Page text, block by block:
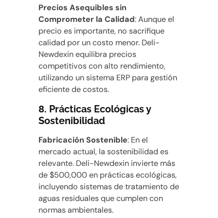
Precios Asequibles sin
Comprometer la Calidad: Aunque el
precio es importante, no sacrifique
calidad por un costo menor. Deli-
Newdexin equilibra precios
competitivos con alto rendimiento,
utilizando un sistema ERP para gestión
eficiente de costos.
8. Prácticas Ecológicas y
Sostenibilidad
Fabricación Sostenible: En el
mercado actual, la sostenibilidad es
relevante. Deli-Newdexin invierte más
de $500,000 en prácticas ecológicas,
incluyendo sistemas de tratamiento de
aguas residuales que cumplen con
normas ambientales.